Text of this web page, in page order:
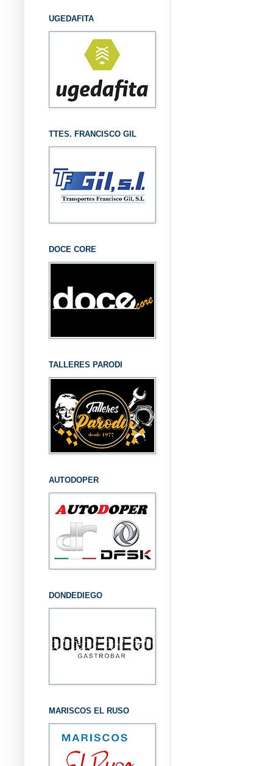
UGEDAFITA
TTES. FRANCISCO GIL
DOCE CORE
TALLERES PARODI
AUTODOPER
DONDEDIEGO
MARISCOS EL RUSO